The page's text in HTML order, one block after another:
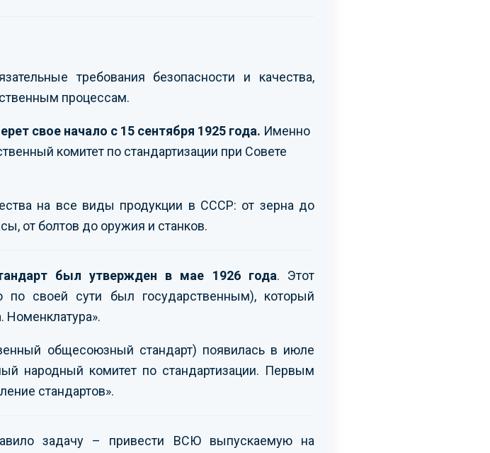
требования безопасности и качества,
процессам.
свое начало с 15 сентября 1925 года. Именно
комитет по стандартизации при Совете
на все виды продукции в СССР: от зерна до
от болтов до оружия и станков.
был утвержден в мае 1926 года. Этот
своей сути был государственным), который
Номенклатура».
общесоюзный стандарт) появилась в июле
народный комитет по стандартизации. Первым
стандартов».
задачу – привести ВСЮ выпускаемую на